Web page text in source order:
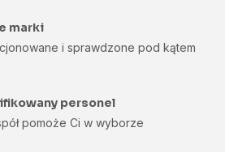
marki
i sprawdzone pod kątem
personel
pomoże Ci w wyborze